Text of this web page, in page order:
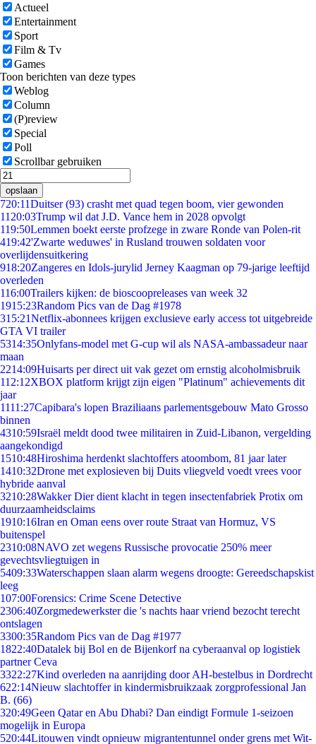
Actueel
Entertainment
Sport
Film & Tv
Games
Toon berichten van deze types
Weblog
Column
(P)review
Special
Poll
Scrollbar gebruiken
opslaan
720:11Duitser (93) crasht met quad tegen boom, vier gewonden
11 20:03Trump wil dat J.D. Vance hem in 2028 opvolgt
119:50Lemmen boekt eerste profzege in zware Ronde van Polen-rit
419:42'Zwarte weduwes' in Rusland trouwen soldaten voor
overlijdensuitkering
918:20Zangeres en Idols-jurylid Jerney Kaagman op 79-jarige leeftijd
overleden
116:00Trailers kijken: de bioscoopreleases van week 32
1915:23Random Pics van de Dag #1978
315:21Netflix-abonnees krijgen exclusieve early access tot uitgebreide
GTA VI trailer
5314:35Onlyfans-model met G-cup wil als NASA-ambassadeur naar
maan
2214:09Huisarts per direct uit vak gezet om ernstig alcoholmisbruik
112:12XBOX platform krijgt zijn eigen "Platinum" achievements dit
jaar
1111:27Capibara's lopen Braziliaans parlementsgebouw Mato Grosso
binnen
4310:59Israël meldt dood twee militairen in Zuid-Libanon, vergelding
aangekondigd
1510:48Hiroshima herdenkt slachtoffers atoombom, 81 jaar later
1410:32Drone met explosieven bij Duits vliegveld voedt vrees voor
hybride aanval
3210:28Wakker Dier dient klacht in tegen insectenfabriek Protix om
duurzaamheidsclaims
1910:16Iran en Oman eens over route Straat van Hormuz, VS
buitenspel
2310:08NAVO zet wegens Russische provocatie 250% meer
gevechtsvliegtuigen in
5409:33Waterschappen slaan alarm wegens droogte: Gereedschapskist
leeg
107:00Forensics: Crime Scene Detective
2306:40Zorgmedewerkster die 's nachts haar vriend bezocht terecht
ontslagen
3300:35Random Pics van de Dag #1977
1822:40Datalek bij Bol en de Bijenkorf na cyberaanval op logistiek
partner Ceva
3322:27Kind overleden na aanrijding door AH-bestelbus in Dordrecht
622:14Nieuw slachtoffer in kindermisbruikzaak zorgprofessional Jan
B. (66)
320:49Geen Qatar en Abu Dhabi? Dan eindigt Formule 1-seizoen
mogelijk in Europa
520:44Litouwen vindt opnieuw migrantentunnel onder grens met Wit-